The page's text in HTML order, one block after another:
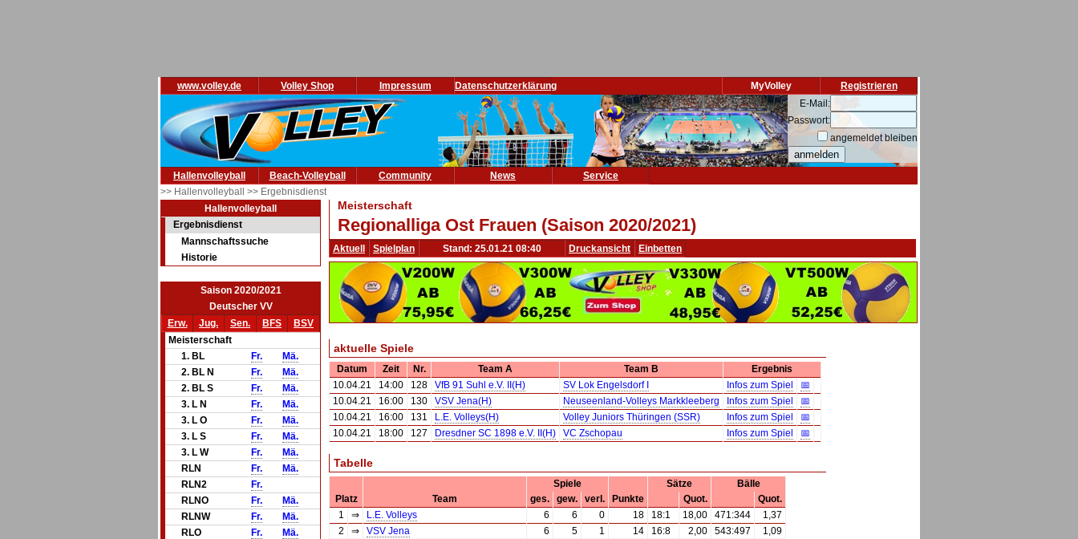
www.volley.de Volley Shop Impressum Datenschutzerklärung Registrieren
MyVolley
E-Mail:
Passwort:
angemeldet bleiben
Hallenvolleyball Beach-Volleyball Community News
Service
>> Hallenvolleyball >> Ergebnisdienst
Hallenvolleyball
Ergebnisdienst
Mannschaftssuche
Historie
Saison 2020/2021
Deutscher VV
Erw.
Jug. Sen. BFS
BSV
Meisterschaft
1. BL
Fr.
Mä.
2. BL N
Fr.
Mä.
2. BL S
Fr.
Mä.
3. L N
Fr.
Mä.
3. L O
Fr.
Mä.
3. L S
Fr.
Mä.
3. L W
Fr.
Mä.
RLN
Fr.
Mä.
RLN2
Fr.
RLNO
Fr.
Mä.
RLNW
Fr.
Mä.
RLO
Fr.
Mä.
Meisterschaft
Regionalliga Ost Frauen (Saison 2020/2021)
Aktuell Spielplan Stand: 25.01.21 08:40 Druckansicht Einbetten
aktuelle Spiele
Datum Zeit Nr. Team A Team B
Ergebnis
10.04.21
14:00 128 VfB 91 Suhl e.V. II(H) SV Lok Engelsdorf I Infos zum Spiel
📅
10.04.21
16:00 130 VSV Jena(H) Neuseenland-Volleys Markkleeberg Infos zum Spiel
📅
10.04.21
16:00 131 L.E. Volleys(H) Volley Juniors Thüringen (SSR) Infos zum Spiel
📅
10.04.21
18:00 127 Dresdner SC 1898 e.V. II(H) VC Zschopau Infos zum Spiel 📅
Tabelle
Spiele Sätze
Bälle
Platz
Team ges. gew. verl. Punkte Quot.
Quot.
1
⇒ L.E. Volleys 6 6 0 18 18:1 18,00 471:344
1,37
2
⇒ VSV Jena 6 5 1 14 16:8 2,00 543:497
1,09